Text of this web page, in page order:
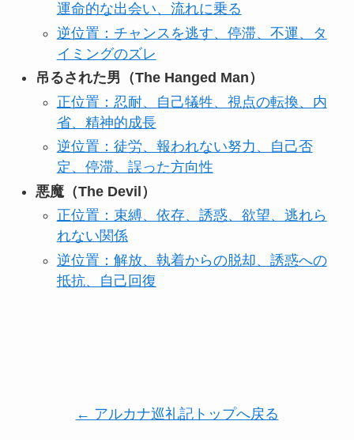
運命的な出会い、流れに乗る
逆位置：チャンスを逃す、停滞、不運、タ
イミングのズレ
吊るされた男（The Hanged Man）
正位置：忍耐、自己犠牲、視点の転換、内
省、精神的成長
逆位置：徒労、報われない努力、自己否
定、停滞、誤った方向性
悪魔（The Devil）
正位置：束縛、依存、誘惑、欲望、逃れら
れない関係
逆位置：解放、執着からの脱却、誘惑への
抵抗、自己回復
← アルカナ巡礼記トップへ戻る